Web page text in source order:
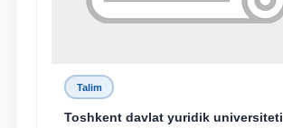
Talim
Toshkent davlat yuridik universiteti